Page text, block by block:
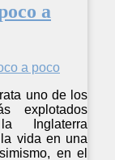
a
uno de los
explotados
Inglaterra
vida en una
en el